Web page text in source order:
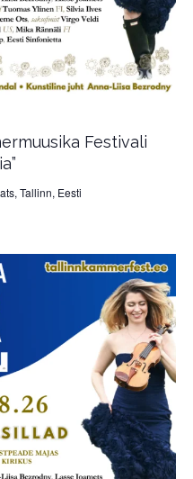
Festivali
Tallinn, Eesti